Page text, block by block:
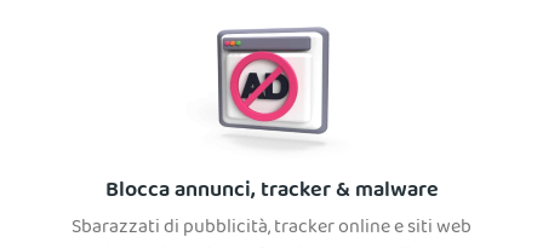
Blocca annunci, tracker & malware
Sbarazzati di pubblicità, tracker online e siti web